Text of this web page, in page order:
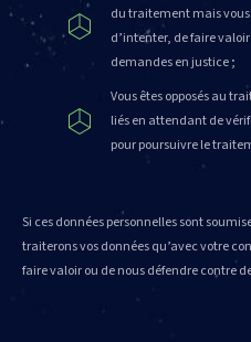
du traitement mais vous
d’intenter, de faire
demandes en justice ;
Vous êtes opposés au
liés en attendant de
pour poursuivre le
Si ces données personnelles sont
traiterons vos données qu’avec votre
faire valoir ou de nous défendre contre